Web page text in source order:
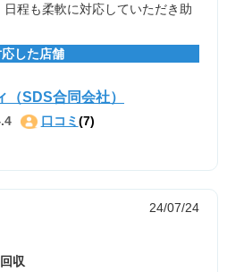
程も柔軟に対応していただき助
した店舗
（SDS合同会社）
口コミ (7)
24/07/24
収